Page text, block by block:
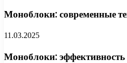
Моноблоки: современные
11.03.2025
Моноблоки: эффективность